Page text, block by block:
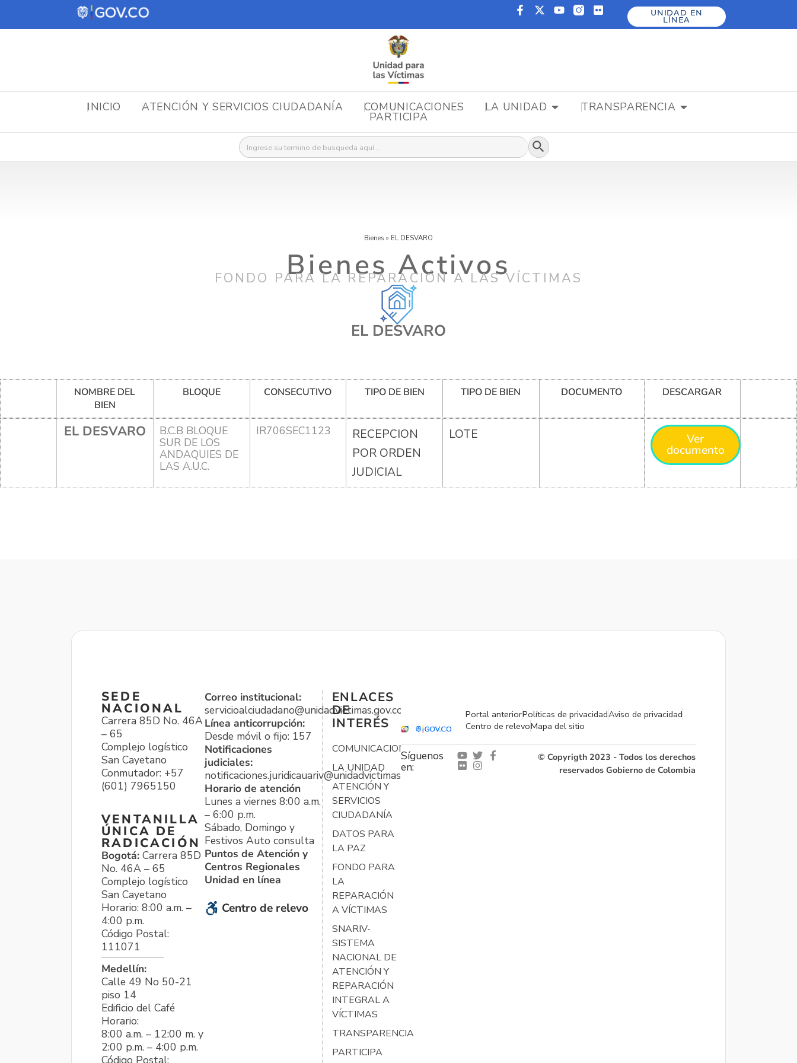
UNIDAD EN
LÍNEA
INICIO ATENCIÓN Y SERVICIOS CIUDADANÍA COMUNICACIONES LA UNIDAD TRANSPARENCIA
PARTICIPA
Buscar: Botón de búsqueda
Bienes » EL DESVARO
Bienes Activos
FONDO PARA LA REPARACIÓN A LAS VÍCTIMAS
EL DESVARO
NOMBRE DEL
BIEN
BLOQUE CONSECUTIVO TIPO DE BIEN TIPO DE BIEN DOCUMENTO DESCARGAR
EL DESVARO
B.C.B BLOQUE
SUR DE LOS
ANDAQUIES DE
LAS A.U.C.
IR706SEC1123
RECEPCION
POR ORDEN
JUDICIAL
LOTE Ver
documento
SEDE
NACIONAL
Carrera 85D No. 46A
– 65
Complejo logístico
San Cayetano
Conmutador: +57
(601) 7965150
VENTANILLA
ÚNICA DE
RADICACIÓN
Bogotá: Carrera 85D
No. 46A – 65
Complejo logístico
San Cayetano
Horario: 8:00 a.m. –
4:00 p.m.
Código Postal:
111071
Medellín:
Calle 49 No 50-21
piso 14
Edificio del Café
Horario:
8:00 a.m. – 12:00 m. y
2:00 p.m. – 4:00 p.m.
Correo institucional:
servicioalciudadano@unidadvictimas.gov.co
Línea anticorrupción:
Desde móvil o fijo: 157
Notificaciones
judiciales:
notificaciones.juridicauariv@unidadvictimas.gov.co
Horario de atención
Lunes a viernes 8:00 a.m.
– 6:00 p.m.
Sábado, Domingo y
Festivos Auto consulta
Puntos de Atención y
Centros Regionales
Unidad en línea
Centro de relevo
ENLACES
DE
INTERÉS
COMUNICACIONES
LA UNIDAD
ATENCIÓN Y
SERVICIOS
CIUDADANÍA
DATOS PARA
LA PAZ
FONDO PARA
LA
REPARACIÓN
A VÍCTIMAS
SNARIV-
SISTEMA
NACIONAL DE
ATENCIÓN Y
REPARACIÓN
INTEGRAL A
VÍCTIMAS
TRANSPARENCIA
PARTICIPA
Portal anteriorPolíticas de privacidadAviso de privacidad
Centro de relevoMapa del sitio
Síguenos
en:
© Copyrigth 2023 - Todos los derechos
reservados Gobierno de Colombia